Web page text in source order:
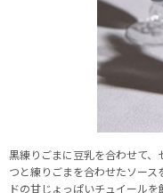
黒練りごまに豆乳を合わせて
つと練りごまを合わせたソー
ドの甘じょっぱいチュイールを